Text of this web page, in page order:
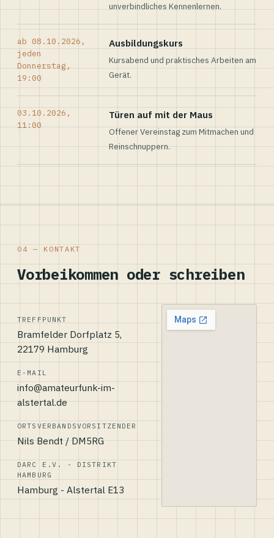
unverbindliches Kennenlernen.
ab 08.10.2026,
jeden
Donnerstag,
19:00
Ausbildungskurs
Kursabend und praktisches Arbeiten am
Gerät.
03.10.2026,
11:00
Türen auf mit der Maus
Offener Vereinstag zum Mitmachen und
Reinschnuppern.
04 — KONTAKT
Vorbeikommen oder schreiben
TREFFPUNKT
Bramfelder Dorfplatz 5,
22179 Hamburg
E-MAIL
info@amateurfunk-im-
alstertal.de
ORTSVERBANDSVORSITZENDER
Nils Bendt / DM5RG
DARC E.V. - DISTRIKT
HAMBURG
Hamburg - Alstertal E13